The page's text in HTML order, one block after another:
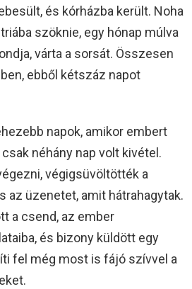
és kórházba került. Noha
szöknie, egy hónap múlva
várta a sorsát. Összesen
ebből kétszáz napot
napok, amikor embert
néhány nap volt kivétel.
végigsüvöltötték a
az üzenetet, amit hátrahagytak.
a csend, az ember
és bizony küldött egy
fel még most is fájó szívvel a